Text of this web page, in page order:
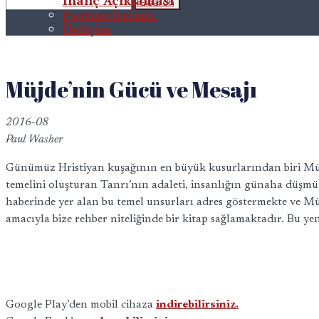
Partnerlerimiz
İletişim
Müjde’nin Gücü ve Mesajı
2016-08
Paul Washer
Günümüz Hristiyan kuşağının en büyük kusurlarından biri
temelini oluşturan Tanrı’nın adaleti, insanlığın günaha
haberinde yer alan bu temel unsurları adres göstermekte ve
amacıyla bize rehber niteliğinde bir kitap sağlamaktadır. Bu
Google Play’den mobil cihaza indirebilirsiniz.